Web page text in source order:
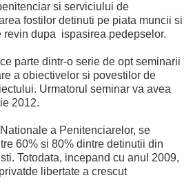
si serviciului de
fostilor detinuti pe piata muncii si
revin dupa ispasirea pedepselor.
parte dintr-o serie de opt seminarii
a obiectivelor si povestilor de
Urmatorul seminar va avea
2012.
a Penitenciarelor, se
60% si 80% dintre detinutii din
Totodata, incepand cu anul 2009,
libertate a crescut